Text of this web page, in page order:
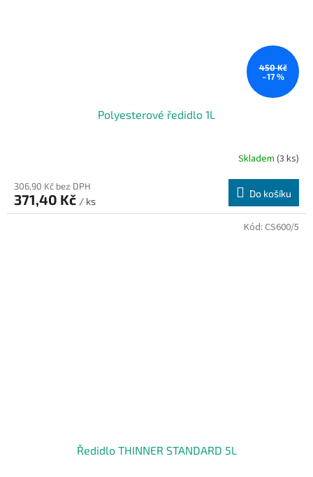
450 Kč
–17 %
Polyesterové ředidlo 1L
Skladem (3 ks)
306,90 Kč bez DPH
371,40 Kč / ks
Do košíku
Ředidlo THINNER STANDARD 5L
Kód: CS600/5